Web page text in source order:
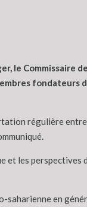
le Commissaire
fondateurs
régulière
et les perspectives
en